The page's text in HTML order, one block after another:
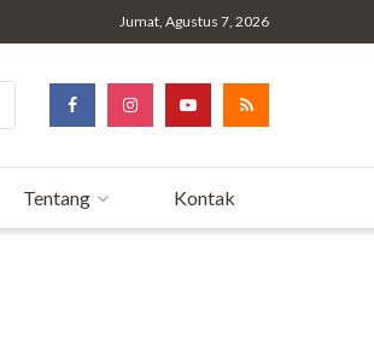
Jumat, Agustus 7, 2026
Tentang Kontak